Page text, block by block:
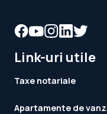
Link-uri utile
Taxe notariale
Apartamente de